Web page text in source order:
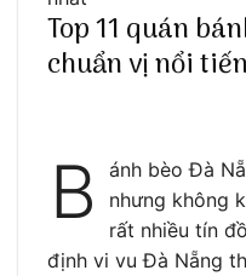
Top 11 quán
chuẩn vị nổi
B
ánh bèo Đà
nhưng không
rất nhiều tín
định vi vu Đà Nẵng